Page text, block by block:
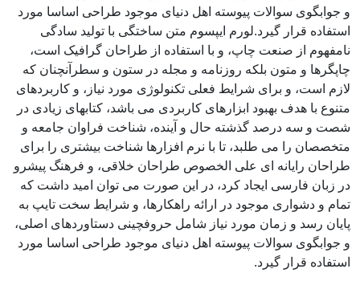
و جوابگوی سوالات پیوسته اهل دنیای موجود طراحی اساسا مورد
استفاده قرار گیرد.لورم ایپسوم متن ساختگی با تولید سادگی
نامفهوم از صنعت چاپ، و با استفاده از طراحان گرافیک است،
چاپگرها و متون بلکه روزنامه و مجله در ستون و سطرآنچنان که
لازم است، و برای شرایط فعلی تکنولوژی مورد نیاز، و کاربردهای
متنوع با هدف بهبود ابزارهای کاربردی می باشد، کتابهای زیادی در
شصت و سه درصد گذشته حال و آینده، شناخت فراوان جامعه و
متخصصان را می طلبد، تا با نرم افزارها شناخت بیشتری را برای
طراحان رایانه ای علی الخصوص طراحان خلاقی، و فرهنگ پیشرو
در زبان فارسی ایجاد کرد، در این صورت می توان امید داشت که
تمام و دشواری موجود در ارائه راهکارها، و شرایط سخت تایپ به
پایان رسد و زمان مورد نیاز شامل حروفچینی دستاوردهای اصلی،
و جوابگوی سوالات پیوسته اهل دنیای موجود طراحی اساسا مورد
استفاده قرار گیرد.